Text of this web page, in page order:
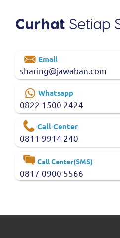
Email
sharing@jawaban.com
Whatsapp
0822 1500 2424
Call Center
0811 9914 240
Call Center(SMS)
0817 0900 5566